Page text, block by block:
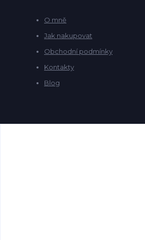
O mně
Jak nakupovat
Obchodní podmínky
Kontakty
Blog